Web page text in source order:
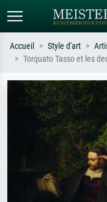
Recherchez par artiste, titre
ex. Monet, Nuit étoilée,
impressionnisme, vague de
nu.
Accueil Style d'art
Torquato Tasso et les